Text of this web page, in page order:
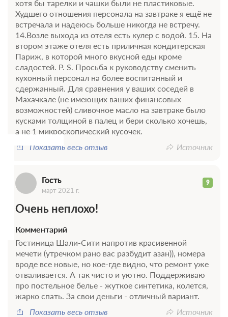
В стоимость входит:
Стандартный тариф, Без питания
При отмене оплата не возвращается
Требуется внесение предоплаты в течение 1 часа.
Сумма предоплаты составляет 914 руб.
8 700 Забронировать
Моментальное подтверждение
В стоимость входит:
Сумма предоплаты составляет 914 руб.
2 гостя
Моментальное подтверждение
В стоимость входит:
Основной тариф, Включен завтрак
При отмене оплата не возвращается
Требуется внесение предоплаты в течение 1 часа.
Сумма предоплаты составляет 966 руб.
хотя бы тарелки и чашки были не пластиковые.
Худшего отношения персонала на завтраке я ещё не
встречала и надеюсь больше никогда не встречу.
14.Возле выхода из отеля есть кулер с водой. 15. На
втором этаже отеля есть приличная кондитерская
Париж, в которой много вкусной еды кроме
сладостей. P. S. Просьба к руководству сменить
кухонный персонал на более воспитанный и
сдержанный. Для сравнения у ваших соседей в
Махачкале (не имеющих ваших финансовых
возможностей) сливочное масло на завтраке было
кусками толщиной в палец и бери сколько хочешь,
а не 1 микроскопический кусочек.
Показать весь отзыв
Источник
Гость 9
март 2021 г.
Очень неплохо!
Комментарий
Гостиница Шали-Сити напротив красивенной
мечети (утречком рано вас разбудит азан)), номера
вроде все новые, но кое-где видно, что ремонт уже
отваливается. А так чисто и уютно. Поддерживаю
про постельное белье - жуткое синтетика, колется,
жарко спать. За свои деньги - отличный вариант.
Показать весь отзыв
Источник